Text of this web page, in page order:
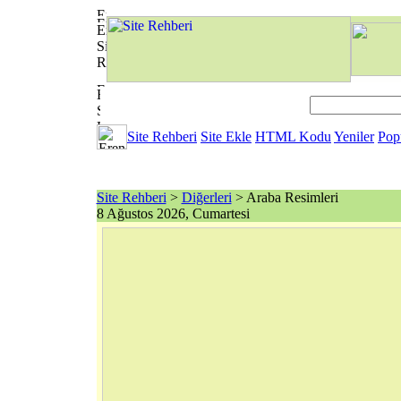
Site Rehberi Site Ekle HTML Kodu Yeniler
Site Rehberi > Diğerleri > Araba Resimleri
8 Ağustos 2026, Cumartesi